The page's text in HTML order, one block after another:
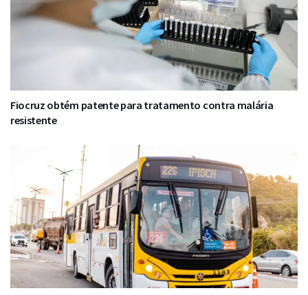
Fiocruz obtém patente para tratamento contra malária
resistente